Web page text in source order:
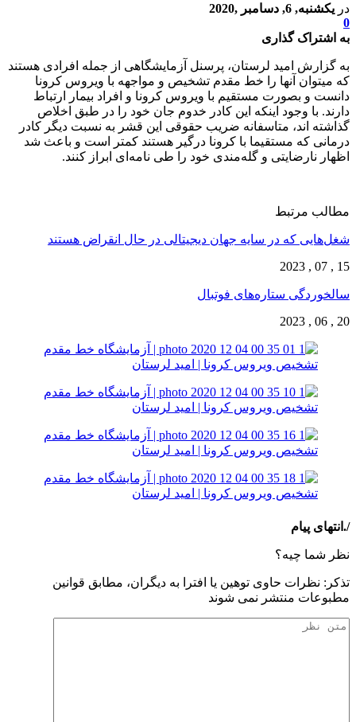
در یکشنبه, 6, دسامبر ,2020
0
به اشتراک گذاری
به گزارش امید لرستان، پرسنل آزمایشگاهی از جمله افرادی هستند
که میتوان آنها را خط مقدم تشخیص و مواجهه با ویروس کرونا
دانست و بصورت مستقیم با ویروس کرونا و افراد بیمار ارتباط
دارند. با وجود اینکه این کادر خدوم جان خود را در طبق اخلاص
گذاشته اند، متاسفانه ضریب حقوقی این قشر به نسبت دیگر کادر
درمانی که مستقیما با کرونا درگیر هستند کمتر است و باعث شد
اظهار نارضایتی و گله‌مندی خود را طی نامه‌ای ابراز کنند.
مطالب مرتبط
شغل‌‌هایی که در سایه جهان دیجیتالی در حال انقراض هستند
15 , 07 , 2023
سالخوردگی ستاره‌های فوتبال
20 , 06 , 2023
/.انتهای پیام
نظر شما چیه؟
تذكر: نظرات حاوی توهين يا افترا به ديگران، مطابق قوانين
مطبوعات منتشر نمی شوند